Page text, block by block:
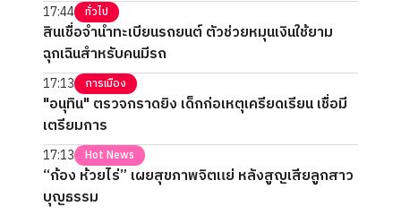
17:44 ทั่วไป
สินเชื่อจำนำทะเบียนรถยนต์ ตัวช่วยหมุนเงินใช้ยาม
ฉุกเฉินสำหรับคนมีรถ
17:13 การเมือง
"อนุทิน" ตรวจกราดยิง เด็กก่อเหตุเครียดเรียน เชื่อมี
เตรียมการ
17:13 Hot News
“ก้อง ห้วยไร่” เผยสุขภาพจิตแย่ หลังสูญเสียลูกสาว
บุญธรรม